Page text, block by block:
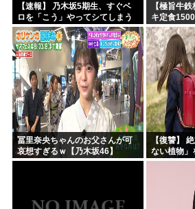
【速報】 乃木坂5期生、すぐベ
ロを「こう」やってシてしまう
ｗｗｗｗｗｗ
【極旨牛
キ定食
ｗｗｗ
冨里奈央ちゃんのお父さんが可
哀想すぎるｗ【乃木坂46】
【復讐】
ない植物」
→20年経
「！？」